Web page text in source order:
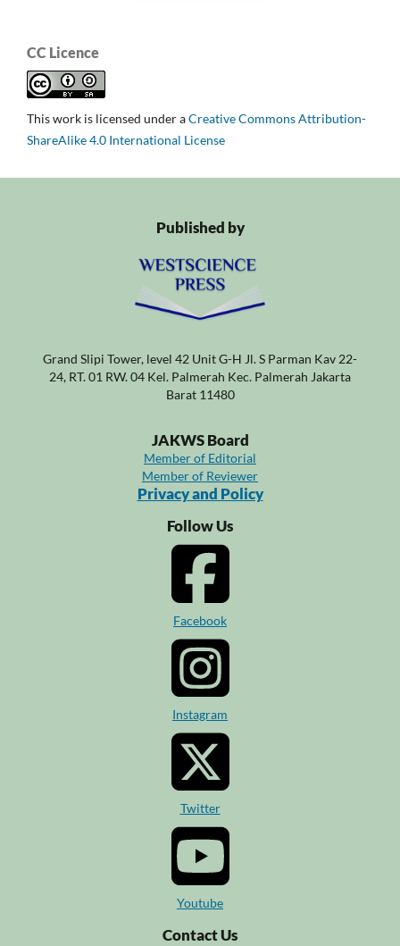
CC Licence
This work is licensed under aCreative Commons Attribution-
ShareAlike 4.0 International License
Published by
Grand Slipi Tower, level 42 Unit G-H Jl. S Parman Kav 22-
24, RT. 01 RW. 04 Kel. Palmerah Kec. Palmerah Jakarta
Barat 11480
JAKWS Board
Member of Editorial
Member of Reviewer
Privacy and Policy
Follow Us
Facebook
Instagram
Twitter
Youtube
Contact Us